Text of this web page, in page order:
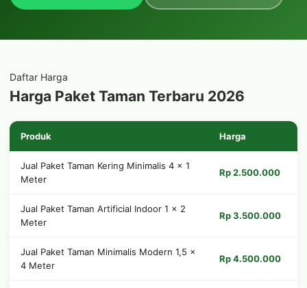
Daftar Harga
Harga Paket Taman Terbaru 2026
Produk Harga
Jual Paket Taman Kering Minimalis 4 × 1
Meter
Rp 2.500.000
Jual Paket Taman Artificial Indoor 1 × 2
Meter
Rp 3.500.000
Jual Paket Taman Minimalis Modern 1,5 ×
4 Meter
Rp 4.500.000